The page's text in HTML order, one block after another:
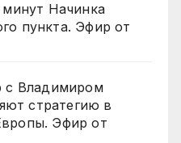
Начинка
пункта. Эфир от
с Владимиром
стратегию в
Эфир от